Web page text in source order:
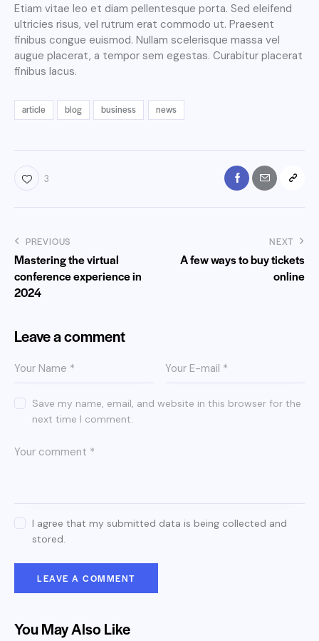
Etiam vitae leo et diam pellentesque porta. Sed eleifend
ultricies risus, vel rutrum erat commodo ut. Praesent
finibus congue euismod. Nullam scelerisque massa vel
augue placerat, a tempor sem egestas. Curabitur placerat
finibus lacus.
article blog business news
3
PREVIOUS
Mastering the virtual
conference experience in
2024
NEXT
A few ways to buy tickets
online
Leave a comment
Save my name, email, and website in this browser for the
next time I comment.
I agree that my submitted data is being collected and
stored.
You May Also Like